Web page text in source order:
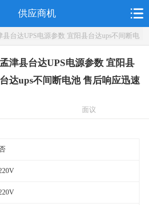
供应商机
台达UPS电源参数 宜阳县台达ups不间断电
孟津县台达UPS电源参数 宜阳县
台达ups不间断电池 售后响应迅速
面议